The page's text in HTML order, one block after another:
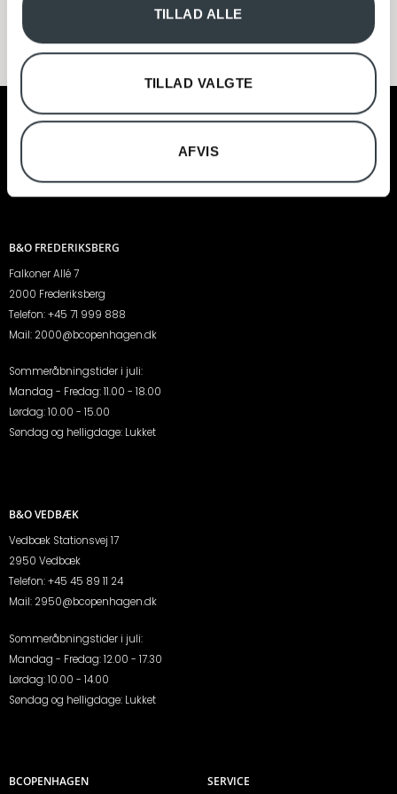
data med andre oplysninger, du har givet dem, eller som
de har indsamlet fra din brug af deres tjenester.
TILLAD ALLE
TILLAD VALGTE
AFVIS
B&O FREDERIKSBERG
Falkoner Allé 7
2000 Frederiksberg
Telefon:+45 71 999 888
Mail: 2000@bcopenhagen.dk
Sommeråbningstider i juli:
Mandag - Fredag: 11.00 - 18.00
Lørdag: 10.00 - 15.00
Søndag og helligdage: Lukket
B&O VEDBÆK
Vedbæk Stationsvej 17
2950 Vedbæk
Telefon:+45 45 89 11 24
Mail: 2950@bcopenhagen.dk
Sommeråbningstider i juli:
Mandag - Fredag: 12.00 - 17.30
Lørdag: 10.00 - 14.00
Søndag og helligdage: Lukket
BCOPENHAGEN SERVICE